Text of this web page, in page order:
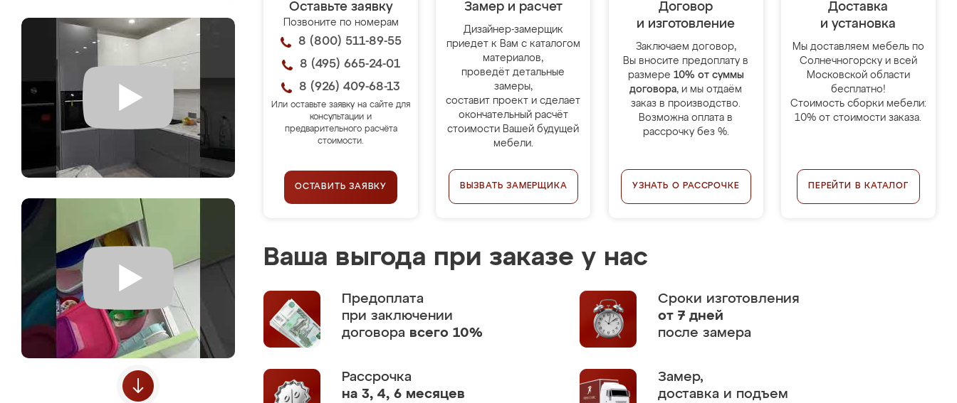
Оставьте заявку
Позвоните по номерам
8 (800) 511-89-55
8 (495) 665-24-01
8 (926) 409-68-13
Или оставьте заявку на сайте для
консультации и
предварительного расчёта
стоимости.
ОСТАВИТЬ ЗАЯВКУ
Замер и расчет
Дизайнер-замерщик
приедет к Вам с каталогом
материалов,
проведёт детальные
замеры,
составит проект и сделает
окончательный расчёт
стоимости Вашей будущей
мебели.
ВЫЗВАТЬ ЗАМЕРЩИКА
Договор
и изготовление
Заключаем договор,
Вы вносите предоплату в
размере 10% от суммы
договора, и мы отдаём
заказ в производство.
Возможна оплата в
рассрочку без %.
УЗНАТЬ О РАССРОЧКЕ
Доставка
и установка
Мы доставляем мебель по
Солнечногорску и всей
Московской области
бесплатно!
Стоимость сборки мебели:
10% от стоимости заказа.
ПЕРЕЙТИ В КАТАЛОГ
Ваша выгода при заказе у нас
Предоплата
при заключении
договора всего 10%
Сроки изготовления
от 7 дней
после замера
Рассрочка
на 3, 4, 6 месяцев
Замер,
доставка и подъем